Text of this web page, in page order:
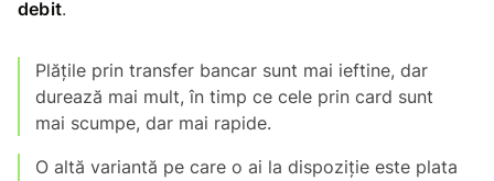
debit.
Plățile prin transfer bancar sunt mai ieftine, dar
durează mai mult, în timp ce cele prin card sunt
mai scumpe, dar mai rapide.
O altă variantă pe care o ai la dispoziție este plata